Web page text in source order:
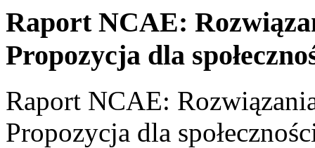
Raport NCAE:
Propozycja dla
Raport NCAE:
Propozycja dla